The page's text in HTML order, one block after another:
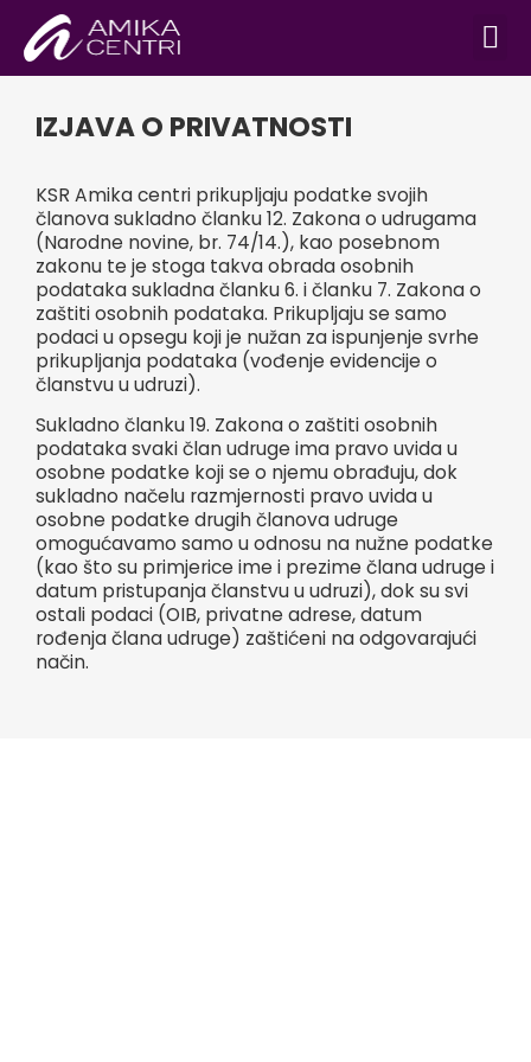
IZJAVA O PRIVATNOSTI
KSR Amika centri prikupljaju podatke svojih
članova sukladno članku 12. Zakona o udrugama
(Narodne novine, br. 74/14.), kao posebnom
zakonu te je stoga takva obrada osobnih
podataka sukladna članku 6. i članku 7. Zakona o
zaštiti osobnih podataka. Prikupljaju se samo
podaci u opsegu koji je nužan za ispunjenje svrhe
prikupljanja podataka (vođenje evidencije o
članstvu u udruzi).
Sukladno članku 19. Zakona o zaštiti osobnih
podataka svaki član udruge ima pravo uvida u
osobne podatke koji se o njemu obrađuju, dok
sukladno načelu razmjernosti pravo uvida u
osobne podatke drugih članova udruge
omogućavamo samo u odnosu na nužne podatke
(kao što su primjerice ime i prezime člana udruge i
datum pristupanja članstvu u udruzi), dok su svi
ostali podaci (OIB, privatne adrese, datum
rođenja člana udruge) zaštićeni na odgovarajući
način.